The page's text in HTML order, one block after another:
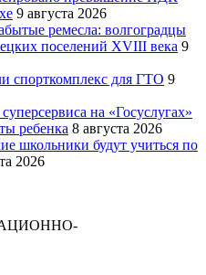
9 августа 2026
ремесла: волгоградцы
поселений XVIII века 9
спорткомплекс для ГТО 9
на «Госуслугах»
ребенка 8 августа 2026
школьники будут учиться по
2026